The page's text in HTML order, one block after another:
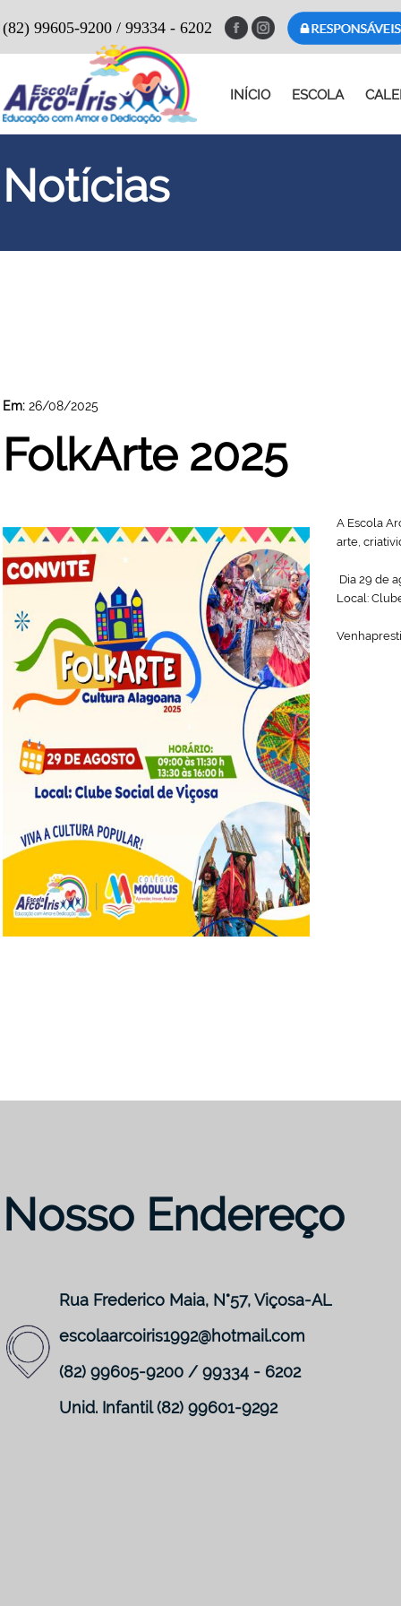
(82) 99605-9200 / 99334 - 6202
INÍCIO ESCOLA
Notícias
Em: 26/08/2025
FolkArte 2025
A Escola
arte,
Dia 29 de
Local:
Nosso Endereço
Rua Frederico Maia, N°57, Viçosa-AL
escolaarcoiris1992@hotmail.com
(82) 99605-9200 / 99334 - 6202
Unid. Infantil (82) 99601-9292